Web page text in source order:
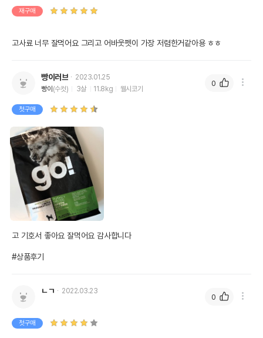
재구매
고사료 너무 잘먹어요 그리고 어바웃펫이 가장 저렴한거같아용 ㅎㅎ
빵이러브
2023.01.25
빵이 (수컷) 3살 11.8kg 웰시코기
첫구매
고 기호서 좋아요 잘먹어요 감사합니다
#상품후기
0
ㄴㄱ 2022.03.23
첫구매
0